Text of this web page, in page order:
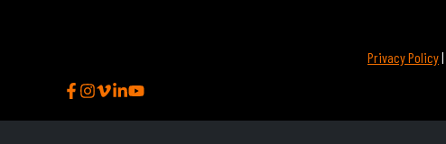
Privacy Policy|